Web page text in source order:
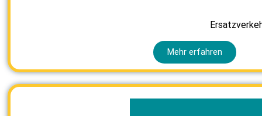
Mehr erfahren